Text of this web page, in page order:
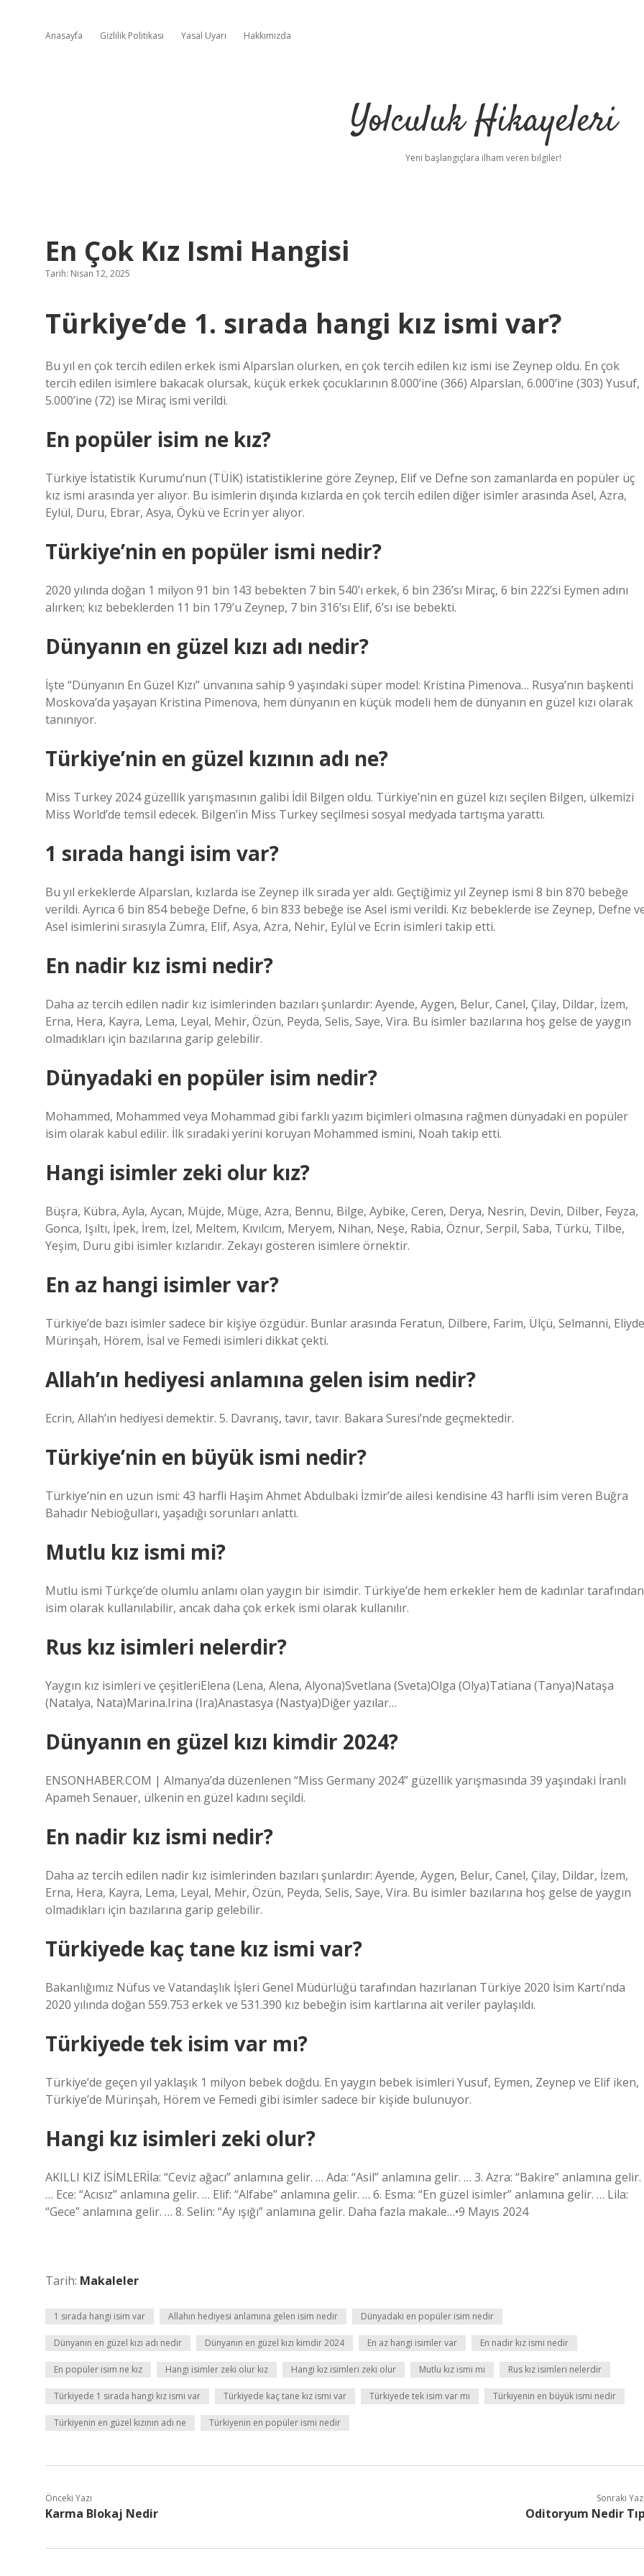
Anasayfa Gizlilik Politikası Yasal Uyarı Hakkımızda
Yolculuk Hikayeleri
Yeni başlangıçlara ilham veren bilgiler!
En Çok Kız Ismi Hangisi
Tarih: Nisan 12, 2025
Türkiye’de 1. sırada hangi kız ismi var?
Bu yıl en çok tercih edilen erkek ismi Alparslan olurken, en çok tercih edilen kız ismi ise Zeynep oldu. En çok
tercih edilen isimlere bakacak olursak, küçük erkek çocuklarının 8.000’ine (366) Alparslan, 6.000’ine (303) Yusuf,
5.000’ine (72) ise Miraç ismi verildi.
En popüler isim ne kız?
Türkiye İstatistik Kurumu’nun (TÜİK) istatistiklerine göre Zeynep, Elif ve Defne son zamanlarda en popüler üç
kız ismi arasında yer alıyor. Bu isimlerin dışında kızlarda en çok tercih edilen diğer isimler arasında Asel, Azra,
Eylül, Duru, Ebrar, Asya, Öykü ve Ecrin yer alıyor.
Türkiye’nin en popüler ismi nedir?
2020 yılında doğan 1 milyon 91 bin 143 bebekten 7 bin 540’ı erkek, 6 bin 236’sı Miraç, 6 bin 222’si Eymen adını
alırken; kız bebeklerden 11 bin 179’u Zeynep, 7 bin 316’sı Elif, 6’sı ise bebekti.
Dünyanın en güzel kızı adı nedir?
İşte “Dünyanın En Güzel Kızı” ünvanına sahip 9 yaşındaki süper model: Kristina Pimenova… Rusya’nın başkenti
Moskova’da yaşayan Kristina Pimenova, hem dünyanın en küçük modeli hem de dünyanın en güzel kızı olarak
tanınıyor.
Türkiye’nin en güzel kızının adı ne?
Miss Turkey 2024 güzellik yarışmasının galibi İdil Bilgen oldu. Türkiye’nin en güzel kızı seçilen Bilgen, ülkemizi
Miss World’de temsil edecek. Bilgen’in Miss Turkey seçilmesi sosyal medyada tartışma yarattı.
1 sırada hangi isim var?
Bu yıl erkeklerde Alparslan, kızlarda ise Zeynep ilk sırada yer aldı. Geçtiğimiz yıl Zeynep ismi 8 bin 870 bebeğe
verildi. Ayrıca 6 bin 854 bebeğe Defne, 6 bin 833 bebeğe ise Asel ismi verildi. Kız bebeklerde ise Zeynep, Defne
Asel isimlerini sırasıyla Zümra, Elif, Asya, Azra, Nehir, Eylül ve Ecrin isimleri takip etti.
En nadir kız ismi nedir?
Daha az tercih edilen nadir kız isimlerinden bazıları şunlardır: Ayende, Aygen, Belur, Canel, Çilay, Dildar, İzem,
Erna, Hera, Kayra, Lema, Leyal, Mehir, Özün, Peyda, Selis, Saye, Vira. Bu isimler bazılarına hoş gelse de yaygın
olmadıkları için bazılarına garip gelebilir.
Dünyadaki en popüler isim nedir?
Mohammed, Mohammed veya Mohammad gibi farklı yazım biçimleri olmasına rağmen dünyadaki en popüler
isim olarak kabul edilir. İlk sıradaki yerini koruyan Mohammed ismini, Noah takip etti.
Hangi isimler zeki olur kız?
Büşra, Kübra, Ayla, Aycan, Müjde, Müge, Azra, Bennu, Bilge, Aybike, Ceren, Derya, Nesrin, Devin, Dilber, Feyza,
Gonca, Işıltı, İpek, İrem, İzel, Meltem, Kıvılcım, Meryem, Nihan, Neşe, Rabia, Öznur, Serpil, Saba, Türkü, Tilbe,
Yeşim, Duru gibi isimler kızlarıdır. Zekayı gösteren isimlere örnektir.
En az hangi isimler var?
Türkiye’de bazı isimler sadece bir kişiye özgüdür. Bunlar arasında Feratun, Dilbere, Farim, Ülçü, Selmanni,
Mürinşah, Hörem, İsal ve Femedi isimleri dikkat çekti.
Allah’ın hediyesi anlamına gelen isim nedir?
Ecrin, Allah’ın hediyesi demektir. 5. Davranış, tavır, tavır. Bakara Suresi’nde geçmektedir.
Türkiye’nin en büyük ismi nedir?
Türkiye’nin en uzun ismi: 43 harfli Haşim Ahmet Abdulbaki İzmir’de ailesi kendisine 43 harfli isim veren Buğra
Bahadır Nebioğulları, yaşadığı sorunları anlattı.
Mutlu kız ismi mi?
Mutlu ismi Türkçe’de olumlu anlamı olan yaygın bir isimdir. Türkiye’de hem erkekler hem de kadınlar tarafından
isim olarak kullanılabilir, ancak daha çok erkek ismi olarak kullanılır.
Rus kız isimleri nelerdir?
Yaygın kız isimleri ve çeşitleriElena (Lena, Alena, Alyona)Svetlana (Sveta)Olga (Olya)Tatiana (Tanya)Nataşa
(Natalya, Nata)Marina.Irina (Ira)Anastasya (Nastya)Diğer yazılar…
Dünyanın en güzel kızı kimdir 2024?
ENSONHABER.COM | Almanya’da düzenlenen “Miss Germany 2024” güzellik yarışmasında 39 yaşındaki İranlı
Apameh Senauer, ülkenin en güzel kadını seçildi.
En nadir kız ismi nedir?
Daha az tercih edilen nadir kız isimlerinden bazıları şunlardır: Ayende, Aygen, Belur, Canel, Çilay, Dildar, İzem,
Erna, Hera, Kayra, Lema, Leyal, Mehir, Özün, Peyda, Selis, Saye, Vira. Bu isimler bazılarına hoş gelse de yaygın
olmadıkları için bazılarına garip gelebilir.
Türkiyede kaç tane kız ismi var?
Bakanlığımız Nüfus ve Vatandaşlık İşleri Genel Müdürlüğü tarafından hazırlanan Türkiye 2020 İsim Kartı’nda
2020 yılında doğan 559.753 erkek ve 531.390 kız bebeğin isim kartlarına ait veriler paylaşıldı.
Türkiyede tek isim var mı?
Türkiye’de geçen yıl yaklaşık 1 milyon bebek doğdu. En yaygın bebek isimleri Yusuf, Eymen, Zeynep ve Elif iken,
Türkiye’de Mürinşah, Hörem ve Femedi gibi isimler sadece bir kişide bulunuyor.
Hangi kız isimleri zeki olur?
AKILLI KIZ İSİMLERİla: “Ceviz ağacı” anlamına gelir. … Ada: “Asil” anlamına gelir. … 3. Azra: “Bakire” anlamına gelir.
… Ece: “Acısız” anlamına gelir. … Elif: “Alfabe” anlamına gelir. … 6. Esma: “En güzel isimler” anlamına gelir. … Lila:
“Gece” anlamına gelir. … 8. Selin: “Ay ışığı” anlamına gelir. Daha fazla makale…•9 Mayıs 2024
Tarih: Makaleler
1 sırada hangi isim var Allahın hediyesi anlamına gelen isim nedir Dünyadaki en popüler isim nedir
Dünyanın en güzel kızı adı nedir Dünyanın en güzel kızı kimdir 2024 En az hangi isimler var En nadir kız ismi nedir
En popüler isim ne kız Hangi isimler zeki olur kız Hangi kız isimleri zeki olur Mutlu kız ismi mi Rus kız isimleri nelerdir
Türkiyede 1 sırada hangi kız ismi var Türkiyede kaç tane kız ismi var Türkiyede tek isim var mı Türkiyenin en büyük ismi nedir
Türkiyenin en güzel kızının adı ne Türkiyenin en popüler ismi nedir
Önceki Yazı
Karma Blokaj Nedir
Sonraki
Oditoryum Nedir